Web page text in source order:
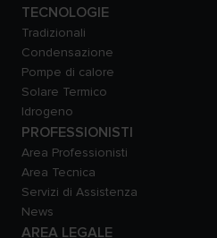
TECNOLOGIE
Tradizionali
Condensazione
Pompe di calore
Solare Termico
Idrogeno
PROFESSIONISTI
Area Professionisti
Area Tecnica
Servizi di Assistenza
News
AREA LEGALE